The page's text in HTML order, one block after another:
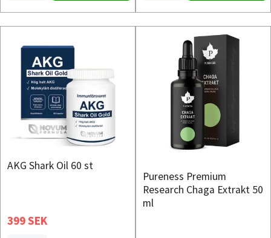
AKG Shark Oil 60 st
399 SEK
Pureness Premium
Research Chaga Extrakt 50
ml